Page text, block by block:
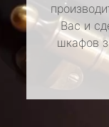
Вас и
шкафов